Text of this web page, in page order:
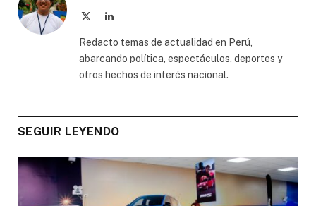
LinkedIn
Redacto temas de actualidad en Perú,
abarcando política, espectáculos, deportes y
otros hechos de interés nacional.
SEGUIR LEYENDO